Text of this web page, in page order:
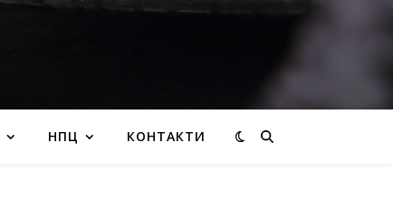
НПЦ КОНТАКТИ